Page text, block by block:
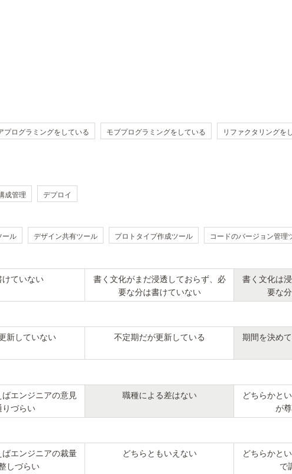
プログラミングをしている モブプログラミングをしている リファクタリングを
成管理 デプロイ
ール デザイン共有ツール プロトタイプ作成ツール コードのバージョン管理
ていない
書く文化がまだ浸透しておらず、必
要な分は書けていない
書く文化は
要な
新していない 不定期だが更新している 期間を決め
エンジニアの意見
りづらい
職種による差はない
どちらかと
が
エンジニアの裁量
しづらい
どちらともいえない
どちらかと
で